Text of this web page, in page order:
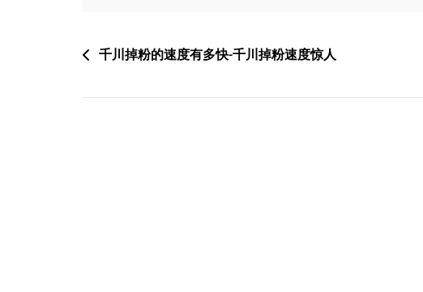
文千川掉粉的速度有多快-千川掉粉速度惊人